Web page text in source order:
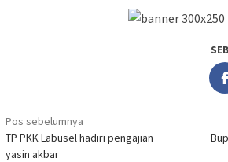
Navigasi
pos
Pos sebelumnya
TP PKK Labusel hadiri pengajian
yasin akbar